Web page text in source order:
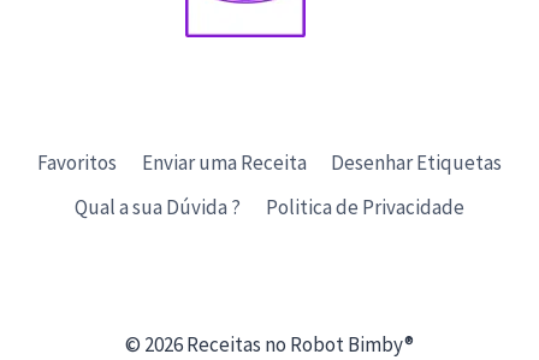
Favoritos Enviar uma Receita
Desenhar Etiquetas
Qual a sua Dúvida ?
Politica de Privacidade
© 2026 Receitas no Robot Bimby®